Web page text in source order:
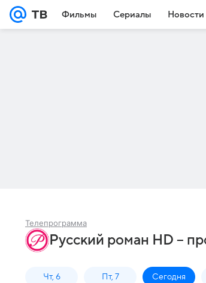
Фильмы Сериалы Новости
Телепрограмма
Русский роман HD –
Чт, 6 Пт, 7 Сегодня